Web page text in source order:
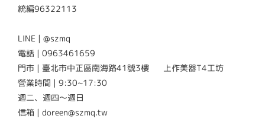
統編96322113
LINE | @szmq
電話 | 0963461659
門市 | 臺北市中正區南海路41號3樓 上作美器T4工坊
營業時間 | 9:30~17:30
週二、週四～週日
信箱 | doreen@szmq.tw